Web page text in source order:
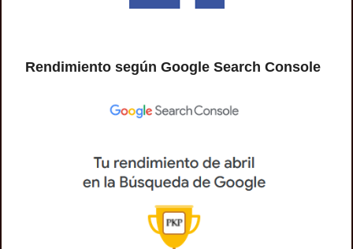
Rendimiento según Google Search Console